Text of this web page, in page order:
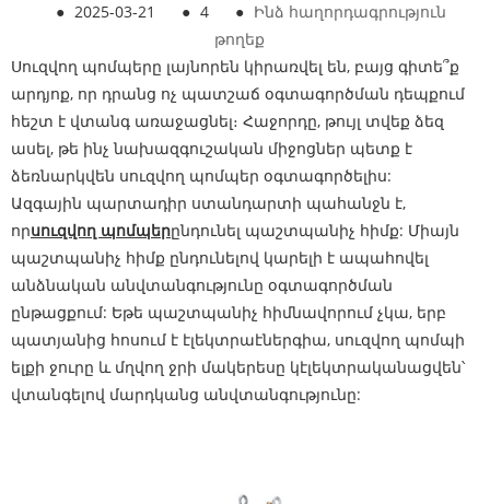
● 2025-03-21 ● 4 ● Ինձ հաղորդագրություն
թողեք
Սուզվող պոմպերը լայնորեն կիրառվել են, բայց գիտե՞ք
արդյոք, որ դրանց ոչ պատշաճ օգտագործման դեպքում
հեշտ է վտանգ առաջացնել։ Հաջորդը, թույլ տվեք ձեզ
ասել, թե ինչ նախազգուշական միջոցներ պետք է
ձեռնարկվեն սուզվող պոմպեր օգտագործելիս:
Ազգային պարտադիր ստանդարտի պահանջն է,
որսուզվող պոմպերընդունել պաշտպանիչ հիմք: Միայն
պաշտպանիչ հիմք ընդունելով կարելի է ապահովել
անձնական անվտանգությունը օգտագործման
ընթացքում: Եթե ​​պաշտպանիչ հիմնավորում չկա, երբ
պատյանից հոսում է էլեկտրաէներգիա, սուզվող պոմպի
ելքի ջուրը և մղվող ջրի մակերեսը կէլեկտրականացվեն՝
վտանգելով մարդկանց անվտանգությունը: